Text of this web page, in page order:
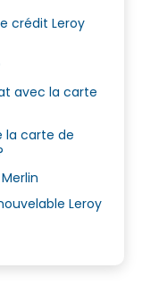
crédit Leroy
avec la carte
la carte de
Leroy